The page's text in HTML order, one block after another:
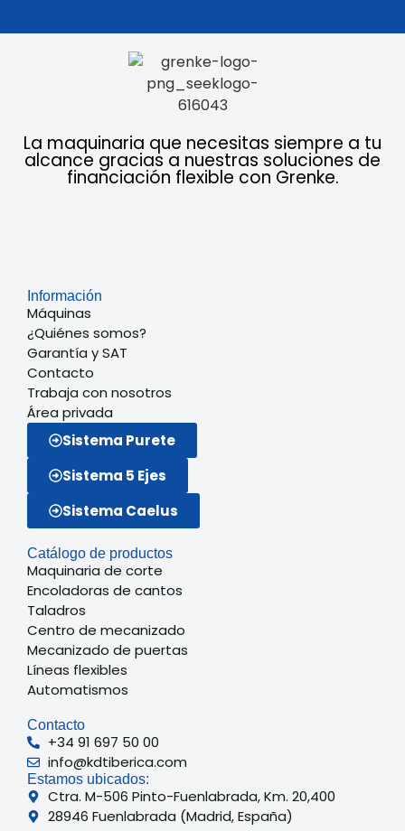
La maquinaria que necesitas siempre a tu
alcance gracias a nuestras soluciones de
financiación flexible con Grenke.
Información
Máquinas
¿Quiénes somos?
Garantía y SAT
Contacto
Trabaja con nosotros
Área privada
Sistema Purete
Sistema 5 Ejes
Sistema Caelus
Catálogo de productos
Maquinaria de corte
Encoladoras de cantos
Taladros
Centro de mecanizado
Mecanizado de puertas
Líneas flexibles
Automatismos
Contacto
+34 91 697 50 00
info@kdtiberica.com
Estamos ubicados:
Ctra. M-506 Pinto-Fuenlabrada, Km. 20,400
28946 Fuenlabrada (Madrid, España)